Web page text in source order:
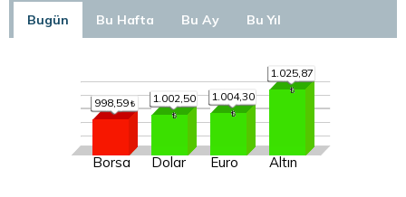
Bugün Bu Hafta Bu Ay Bu Yıl
998,59
Borsa
1.002,50
Dolar
1.004,30
Euro
1.025,87
Altın